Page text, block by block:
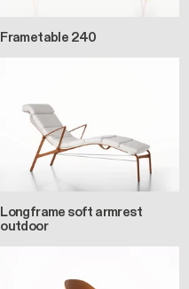
Frametable 240
Longframe soft armrest
outdoor